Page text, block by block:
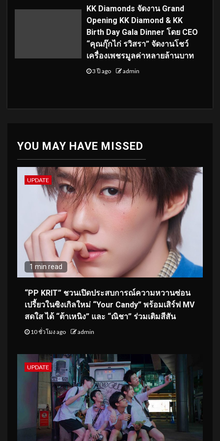
KK Diamonds จัดงาน Grand
Opening KK Diamond & KK
Birth Day Gala Dinner โดย CEO
“คุณกุ๊กไก่ รวิสรา” จัดงานโชว์
เครื่องเพชรมูลค่าหลายล้านบาท
3 ปี ago admin
YOU MAY HAVE MISSED
UPDATE
1 min read
“PP KRIT” ชวนเปิดประสบการณ์ความหวานซ่อน
เปรี้ยวในซิงเกิลใหม่ “Your Candy” พร้อมเสิร์ฟ MV
สดใส ได้ “ต้าเหนิง” และ “ณิชา” ร่วมเติมสีสัน
10 ชั่วโมง ago admin
UPDATE